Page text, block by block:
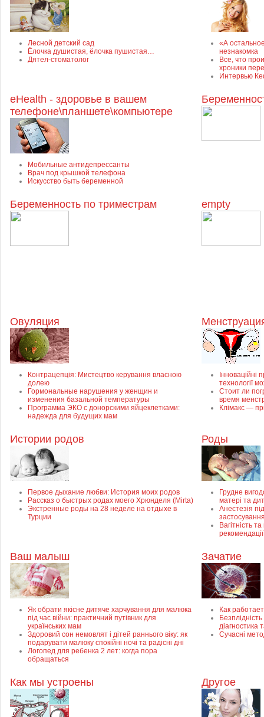
Лесной детский сад
Ёлочка душистая, ёлочка пушистая…
Дятел-стоматолог
«А
незнакомка
Все, что
хроники
Интервью
eHealth - здоровье в вашем
телефоне\планшете\компьютере
Мобильные антидепрессанты
Врач под крышкой телефона
Искусство быть беременной
Беременность по триместрам empty
Овуляция
Контрацепція: Мистецтво керування власною
долею
Гормональные нарушения у женщин и
изменения базальной температуры
Программа ЭКО с донорскими яйцеклетками:
надежда для будущих мам
Інноваційні
технології
Стоит ли
время
Клімакс —
Истории родов
Первое дыхание любви: История моих родов
Рассказ о быстрых родах моего Хрюнделя (Mirta)
Экстренные роды на 28 неделе на отдыхе в
Турции
Роды
Грудне
матері та
Анестезія
Вагітність
рекомендації
Ваш малыш
Як обрати якісне дитяче харчування для малюка
під час війни: практичний путівник для
українських мам
Здоровий сон немовлят і дітей раннього віку: як
подарувати малюку спокійні ночі та радісні дні
Логопед для ребенка 2 лет: когда пора
обращаться
Зачатие
Как
діагностика
Сучасні
Как мы устроены Другое